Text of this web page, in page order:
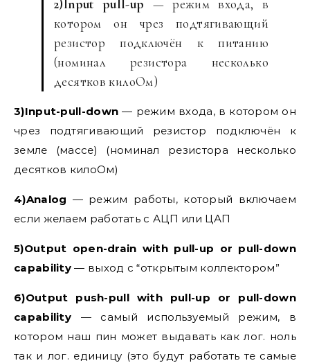
2)Input pull-up — режим входа, в
котором он чрез подтягивающий
резистор подключён к питанию
(номинал резистора несколько
десятков килоОм)
3)Input-pull-down — режим входа, в котором он
чрез подтягивающий резистор подключён к
земле (массе) (номинал резистора несколько
десятков килоОм)
4)Analog — режим работы, который включаем
если желаем работать с АЦП или ЦАП
5)Output open-drain with pull-up or pull-down
capability — выход с “открытым коллектором”
6)Output push-pull with pull-up or pull-down
capability — самый используемый режим, в
котором наш пин может выдавать как лог. ноль
так и лог. единицу (это будут работать те самые